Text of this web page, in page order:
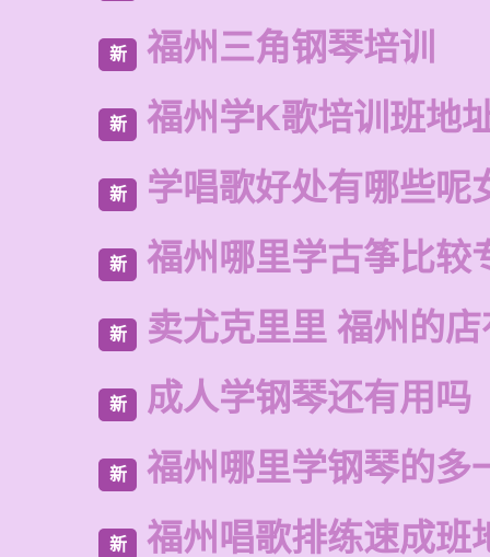
新 福州三角钢琴培训
新 福州学K歌培训班地
新 学唱歌好处有哪些呢
新 福州哪里学古筝比较
新 卖尤克里里 福州的
新 成人学钢琴还有用吗
新 福州哪里学钢琴的多
新 福州唱歌排练速成班